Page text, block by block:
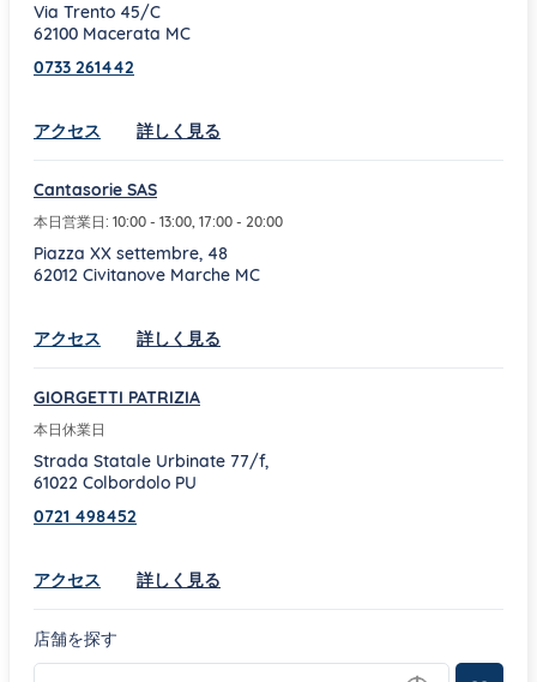
Via Trento 45/C
62100 Macerata MC
0733 261442
アクセス Link Opens in New Tab
詳しく見る
Cantasorie SAS
本日営業日: 10:00 - 13:00, 17:00 - 20:00
Piazza XX settembre, 48
62012 Civitanove Marche MC
アクセス Link Opens in New Tab
詳しく見る
GIORGETTI PATRIZIA
本日休業日
Strada Statale Urbinate 77/f,
61022 Colbordolo PU
0721 498452
アクセス Link Opens in New Tab
詳しく見る
店舗を探す